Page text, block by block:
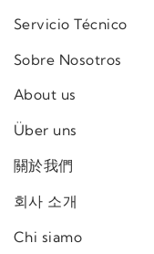
Servicio Técnico
Sobre Nosotros
About us
Über uns
關於我們
회사 소개
Chi siamo